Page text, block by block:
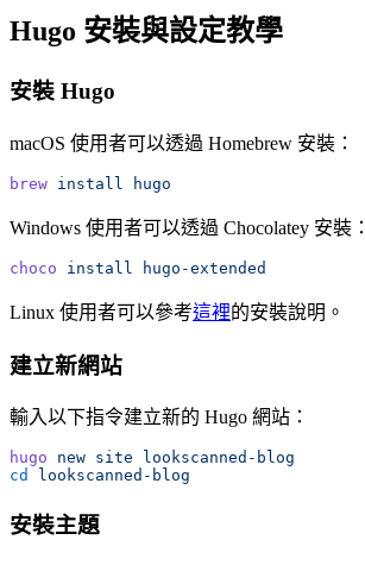
Hugo 安裝與設定教學
安裝 Hugo
macOS 使用者可以透過 Homebrew 安裝：
brew install hugo
Windows 使用者可以透過 Chocolatey 安裝：
choco install hugo-extended
Linux 使用者可以參考這裡的安裝說明。
建立新網站
輸入以下指令建立新的 Hugo 網站：
hugo new site lookscanned-blog
cd
lookscanned-blog
安裝主題